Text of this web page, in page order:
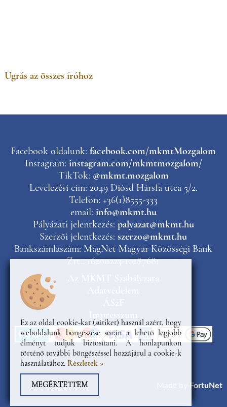
Ez az oldal cookie-kat (sütiket) használ azért, hogy
weboldalunk böngészése során a lehető legjobb
élményt tudjuk biztosítani. A honlapunkon
történő további böngészéssel hozzájárul a cookie-k
használatához. Részletek »
MEGÉRTETTEM
Ugrás az összes íróhoz
Facebook oldalunk:facebook.com/mkmtMozgalom
Instagram: instagram.com/mkmtmozgalom/
TikTok: @mkmt.mozgalom
Levelezési cím: 2049 Diósd Hársfa utca 5/2.
Telefon: +36(1)8555-333
email: info@mkmt.hu
Pályázati jelentkezés: palyazat@mkmt.hu
Szerzői jelentkezés:szerzo@mkmt.hu
Bankszámlaszám: MagNet Magyar Közösségi Bank
Zrt., 16200223-10187681
FortuNet